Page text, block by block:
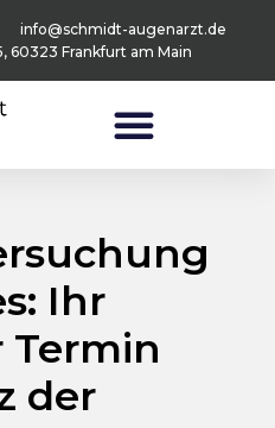
info@schmidt-augenarzt.de
60323 Frankfurt am Main
Ihr
der